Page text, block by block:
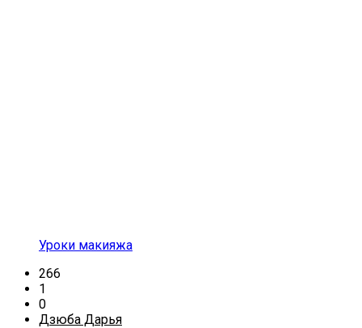
Уроки макияжа
266
1
0
Дзюба Дарья